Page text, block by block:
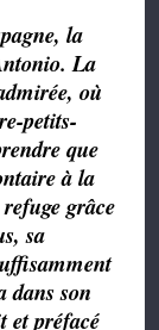
la
La
où
petits-
que
à la
grâce
sa
dans son
et préfacé